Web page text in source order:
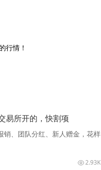
行情！
易所开的，快割项
销、团队分红、新人赠金，花样
2.93K